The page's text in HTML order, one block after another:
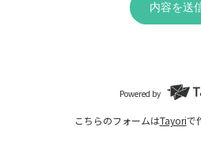
内容を送
Powered by
こちらのフォームはTayoriで